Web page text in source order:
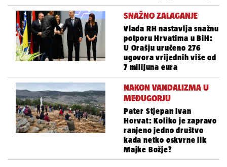
SNAŽNO ZALAGANJE
Vlada RH nastavlja snažnu
potporu Hrvatima u BiH:
U Orašju uručeno 276
ugovora vrijednih više od
7 milijuna eura
NAKON VANDALIZMA U
MEĐUGORJU
Pater Stjepan Ivan
Horvat: Koliko je zapravo
ranjeno jedno društvo
kada netko oskvrne lik
Majke Božje?